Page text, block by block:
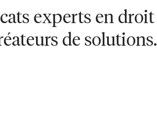
experts en droit
de solutions.